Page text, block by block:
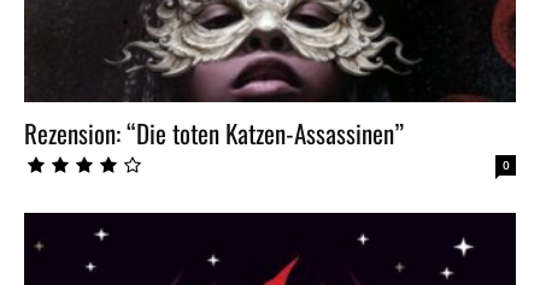
Rezension: “Die toten Katzen-Assassinen”
0